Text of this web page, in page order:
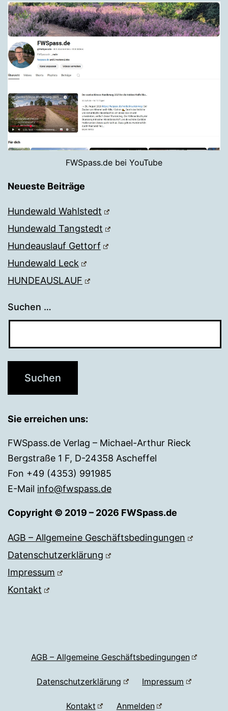
FWSpass.de bei YouTube
Neueste Beiträge
Hundewald Wahlstedt
Hundewald Tangstedt
Hundeauslauf Gettorf
Hundewald Leck
HUNDEAUSLAUF
Suchen …
Sie erreichen uns:
FWSpass.de Verlag – Michael-Arthur Rieck
Bergstraße 1 F, D-24358 Ascheffel
Fon +49 (4353) 991985
E-Mail info@fwspass.de
Copyright © 2019 – 2026 FWSpass.de
AGB – Allgemeine Geschäftsbedingungen
Datenschutzerklärung
Impressum
Kontakt
AGB – Allgemeine Geschäftsbedingungen
Datenschutzerklärung Impressum
Kontakt Anmelden